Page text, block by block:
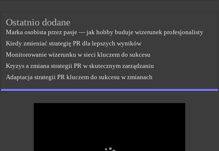
Ostatnio dodane
Marka osobista przez pasje — jak hobby buduje wizerunek profesjonalisty
Kiedy zmieniać strategię PR dla lepszych wyników
Monitorowanie wizerunku w sieci kluczem do sukcesu
Kryzys a zmiana strategii PR w skutecznym zarządzaniu
Adaptacja strategii PR kluczem do sukcesu w zmianach